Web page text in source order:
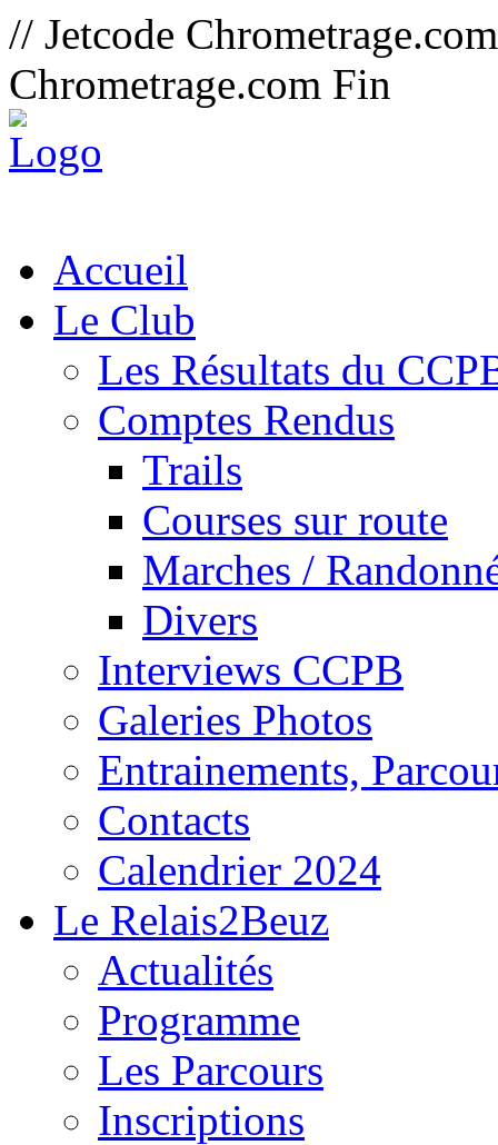
// Jetcode
Chrometrage.com Fin
Accueil
Le Club
Les Résultats du
Comptes Rendus
Trails
Courses sur route
Marches /
Divers
Interviews CCPB
Galeries Photos
Entrainements,
Contacts
Calendrier 2024
Le Relais2Beuz
Actualités
Programme
Les Parcours
Inscriptions